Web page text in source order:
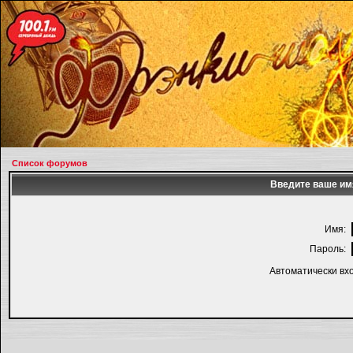
Список форумов
Введите ваше
Имя:
Пароль:
Автоматически